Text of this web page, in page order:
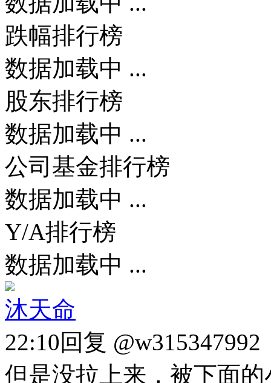
跌幅排行榜
数据加载中 ...
股东排行榜
数据加载中 ...
公司基金排行榜
数据加载中 ...
Y/A排行榜
数据加载中 ...
沐天命
22:10回复
但是没拉上来，被下面